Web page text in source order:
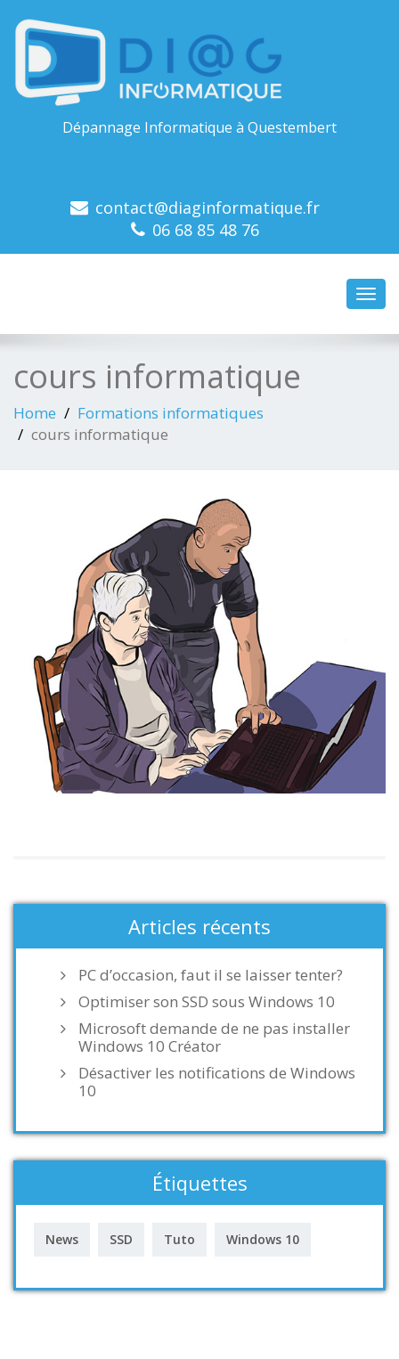
Dépannage Informatique à Questembert
contact@diaginformatique.fr
06 68 85 48 76
cours informatique
Home
Formations informatiques
cours informatique
Articles récents
PC d’occasion, faut il se laisser tenter?
Optimiser son SSD sous Windows 10
Microsoft demande de ne pas installer
Windows 10 Créator
Désactiver les notifications de Windows
10
Étiquettes
News SSD Tuto Windows 10